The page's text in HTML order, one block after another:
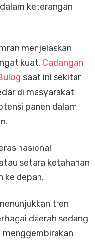
keterangan
menjelaskan
kuat. Cadangan
saat ini sekitar
di masyarakat
panen dalam
nasional
setara ketahanan
ke depan.
tren
daerah sedang
menggembirakan